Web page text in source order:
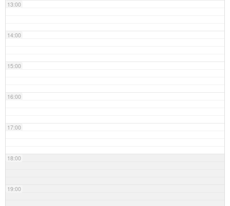
13:00
14:00
15:00
16:00
17:00
18:00
19:00